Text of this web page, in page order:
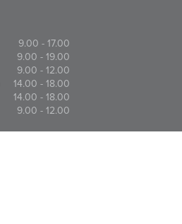
9.00 - 17.00
9.00 - 19.00
9.00 - 12.00
14.00 - 18.00
14.00 - 18.00
9.00 - 12.00